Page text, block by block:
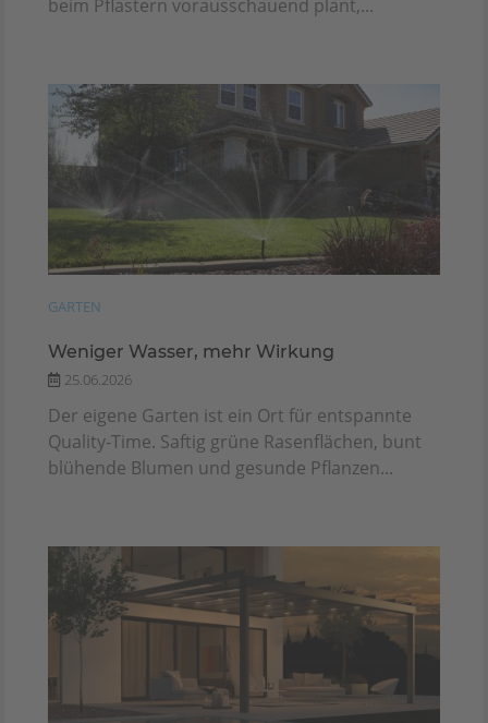
beim Pflastern vorausschauend plant,...
GARTEN
Weniger Wasser, mehr Wirkung
25.06.2026
Der eigene Garten ist ein Ort für entspannte
Quality-Time. Saftig grüne Rasenflächen, bunt
blühende Blumen und gesunde Pflanzen...